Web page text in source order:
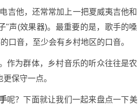
吉他，还常常加上一把夏威夷吉他和
"声(效果器)。最重要的是，歌手的嗓
口音，至少会有乡村地区的口音。
作为群体，乡村音乐的听众往往是农
保守一点。
呢？下面就让我们一起来盘点一下美